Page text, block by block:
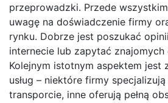
przeprowadzki. Przede
uwagę na doświadczenie firmy
rynku. Dobrze jest poszukać
internecie lub zapytać znajomych
Kolejnym istotnym aspektem jest
usług – niektóre firmy
transporcie, inne oferują pełną